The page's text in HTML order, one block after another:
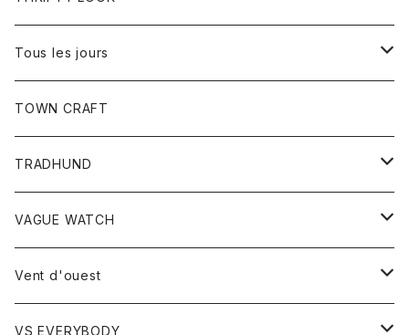
コート
Tシャツ
Tous les jours
トップス
レディース
カットソー
TOWN CRAFT
TRADHUND
セーター
ベスト
VAGUE WATCH
時計
Vent d'ouest
ボトム
VS EVERYBODY